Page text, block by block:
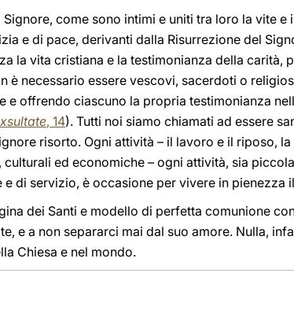
Signore, come sono intimi e uniti tra loro la vite
e di pace, derivanti dalla Risurrezione del
la vita cristiana e la testimonianza della
è necessario essere vescovi, sacerdoti o
e offrendo ciascuno la propria testimonianza
, 14). Tutti noi siamo chiamati ad essere
risorto. Ogni attività – il lavoro e il riposo,
ed economiche – ogni attività, sia
di servizio, è occasione per vivere in pienezza
dei Santi e modello di perfetta comunione
e a non separarci mai dal suo amore. Nulla,
Chiesa e nel mondo.